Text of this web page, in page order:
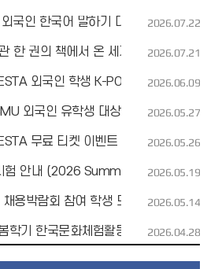
국인 한국어 말하기 대회 참여 요청
2026.07.22
한 권의 책에서 온 세계로, K-콘텐츠
2026.07.21
외국인 학생 K-POP 콘서트 초청
2026.06.09
외국인 유학생 대상 K-POP 체험 교
2026.05.27
무료 티켓 이벤트 참여 학생 모집
2026.05.26
험 안내 (2026 Summer Placement
2026.05.19
용박람회 참여 학생 모집 2026.05.14
학기 한국문화체험활동&본교 탐방 프
2026.04.28